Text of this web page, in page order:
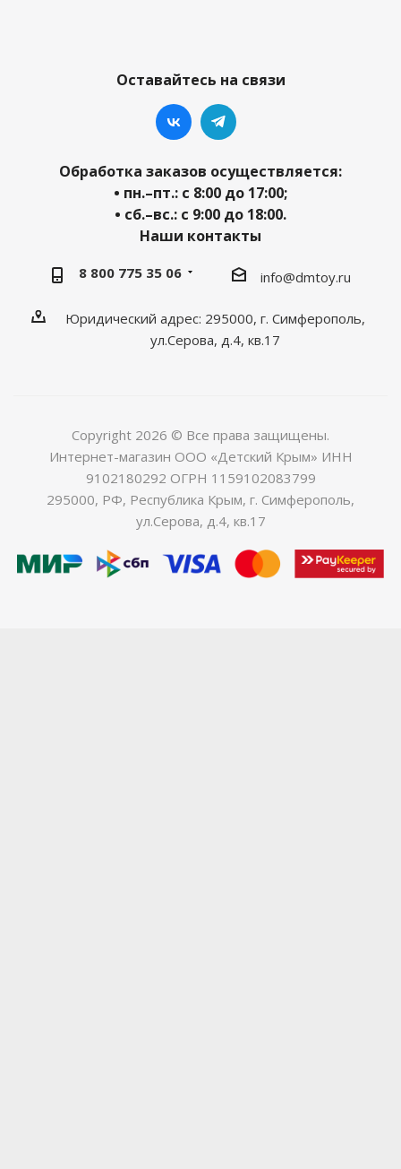
Оставайтесь на связи
Обработка заказов осуществляется:
• пн.–пт.: с 8:00 до 17:00;
• сб.–вс.: с 9:00 до 18:00.
Наши контакты
8 800 775 35 06 info@dmtoy.ru
Юридический адрес: 295000, г. Симферополь,
ул.Серова, д.4, кв.17
Copyright 2026 © Все права защищены.
Интернет-магазин ООО «Детский Крым» ИНН
9102180292 ОГРН 1159102083799
295000, РФ, Республика Крым, г. Симферополь,
ул.Серова, д.4, кв.17